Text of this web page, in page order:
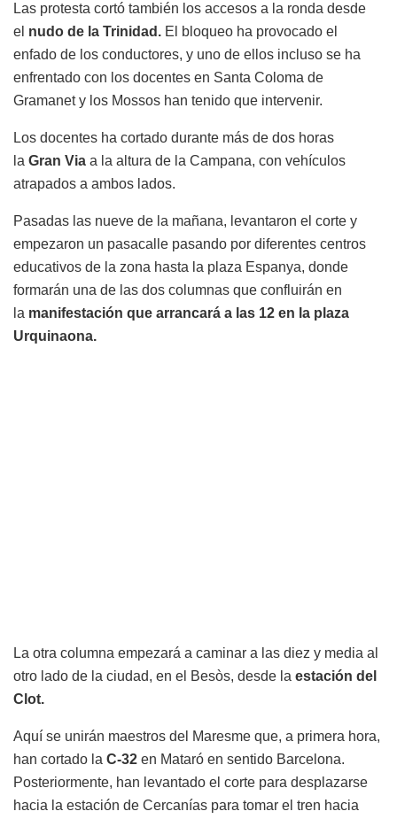
Las protesta cortó también los accesos a la ronda desde
el nudo de la Trinidad. El bloqueo ha provocado el
enfado de los conductores, y uno de ellos incluso se ha
enfrentado con los docentes en Santa Coloma de
Gramanet y los Mossos han tenido que intervenir.
Los docentes ha cortado durante más de dos horas
la Gran Via a la altura de la Campana, con vehículos
atrapados a ambos lados.
Pasadas las nueve de la mañana, levantaron el corte y
empezaron un pasacalle pasando por diferentes centros
educativos de la zona hasta la plaza Espanya, donde
formarán una de las dos columnas que confluirán en
la manifestación que arrancará a las 12 en la plaza
Urquinaona.
La otra columna empezará a caminar a las diez y media al
otro lado de la ciudad, en el Besòs, desde la estación del
Clot.
Aquí se unirán maestros del Maresme que, a primera hora,
han cortado la C-32 en Mataró en sentido Barcelona.
Posteriormente, han levantado el corte para desplazarse
hacia la estación de Cercanías para tomar el tren hacia